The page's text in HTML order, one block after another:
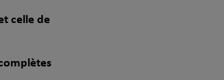
celle de